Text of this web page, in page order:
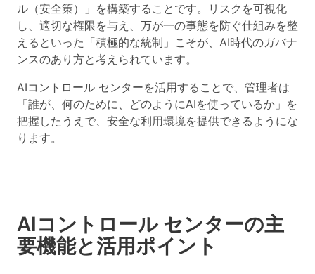
ル（安全策）」を構築することです。
リスクを可視化
し、適切な権限を与え、万が一の事態を防ぐ仕組みを整
えるといった 「積極的な統制」 こそが、AI時代のガバナ
ンスのあり方と考えられています。
AIコントロール センターを活用することで、管理者は
「誰が、何のために、どのようにAIを使っているか」を
把握したうえで、安全な利用環境を提供できるようにな
ります。
AIコントロール センターの主
要機能と活用ポイント